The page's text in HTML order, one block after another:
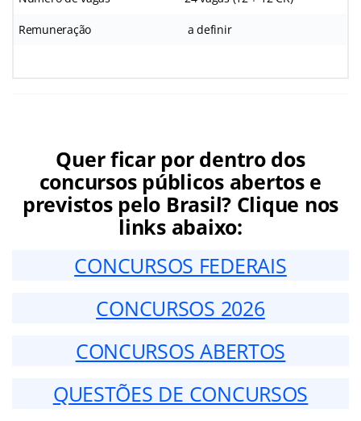
Remuneração a definir
Quer ficar por dentro dos
concursos públicos abertos e
previstos pelo Brasil? Clique nos
links abaixo:
CONCURSOS FEDERAIS
CONCURSOS 2026
CONCURSOS ABERTOS
QUESTÕES DE CONCURSOS